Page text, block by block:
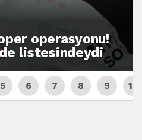
operasyonu!
de listesindeydi